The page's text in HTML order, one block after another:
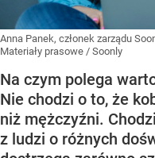
Anna Panek, członek zarządu
Materiały prasowe / Soonly
Na czym polega
Nie chodzi o to, że
niż mężczyźni.
z ludzi o różnych